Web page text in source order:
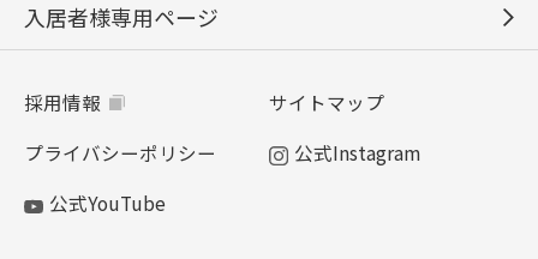
入居者様専用ページ
採用情報
サイトマップ
プライバシーポリシー
公式Instagram
公式YouTube